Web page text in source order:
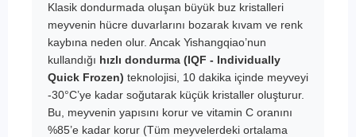
Klasik dondurmada oluşan büyük buz kristalleri
meyvenin hücre duvarlarını bozarak kıvam ve renk
kaybına neden olur. Ancak Yishangqiao’nun
kullandığı hızlı dondurma (IQF - Individually
Quick Frozen) teknolojisi, 10 dakika içinde meyveyi
-30°C’ye kadar soğutarak küçük kristaller oluşturur.
Bu, meyvenin yapısını korur ve vitamin C oranını
%85’e kadar korur (Tüm meyvelerdeki ortalama